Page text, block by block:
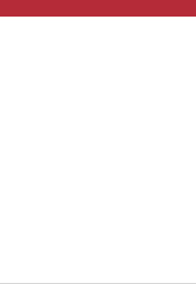
Overslaan en naar de inhoud